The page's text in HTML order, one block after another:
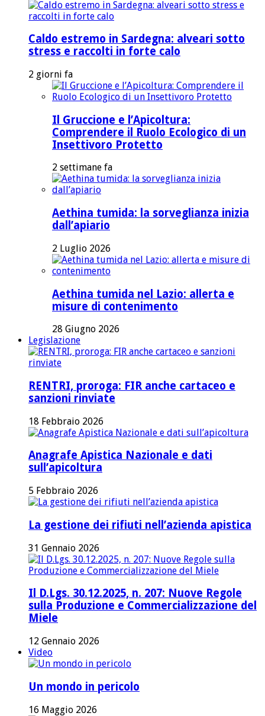
Caldo estremo in Sardegna: alveari sotto
stress e raccolti in forte calo
2 giorni fa
Il Gruccione e l’Apicoltura:
Comprendere il Ruolo Ecologico di un
Insettivoro Protetto
2 settimane fa
Aethina tumida: la sorveglianza inizia
dall’apiario
2 Luglio 2026
Aethina tumida nel Lazio: allerta e
misure di contenimento
28 Giugno 2026
Legislazione
RENTRI, proroga: FIR anche cartaceo e
sanzioni rinviate
18 Febbraio 2026
Anagrafe Apistica Nazionale e dati
sull’apicoltura
5 Febbraio 2026
La gestione dei rifiuti nell’azienda apistica
31 Gennaio 2026
Il D.Lgs. 30.12.2025, n. 207: Nuove Regole
sulla Produzione e Commercializzazione del
Miele
12 Gennaio 2026
Video
Un mondo in pericolo
16 Maggio 2026